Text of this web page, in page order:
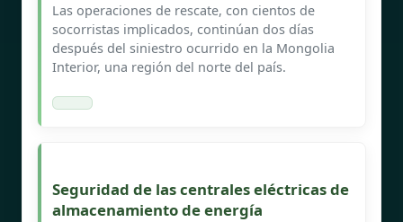
Las operaciones de rescate, con cientos de
socorristas implicados, continúan dos días
después del siniestro ocurrido en la Mongolia
Interior, una región del norte del país.
Seguridad de las centrales eléctricas de
almacenamiento de energía